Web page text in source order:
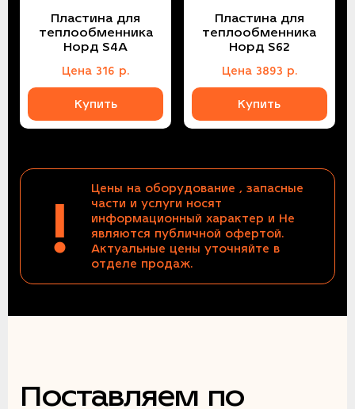
Пластина для
теплообменника
Норд S4A
Цена 316 р.
Купить
Пластина для
теплообменника
Норд S62
Цена 3893 р.
Купить
!
Цены на оборудование , запасные
части и услуги носят
информационный характер и Не
являются публичной офертой.
Актуальные цены уточняйте в
отделе продаж.
Поставляем по